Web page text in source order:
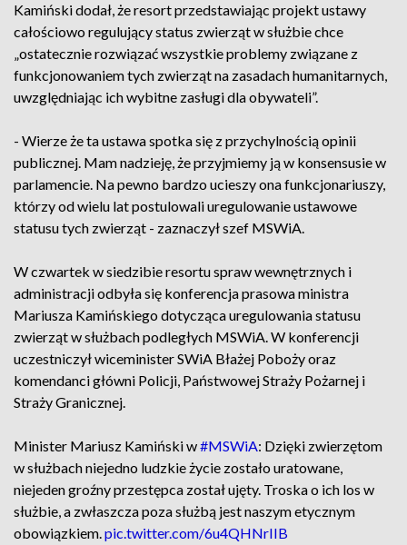
Kamiński dodał, że resort przedstawiając projekt ustawy
całościowo regulujący status zwierząt w służbie chce
„ostatecznie rozwiązać wszystkie problemy związane z
funkcjonowaniem tych zwierząt na zasadach humanitarnych,
uwzględniając ich wybitne zasługi dla obywateli”.
- Wierze że ta ustawa spotka się z przychylnością opinii
publicznej. Mam nadzieję, że przyjmiemy ją w konsensusie w
parlamencie. Na pewno bardzo ucieszy ona funkcjonariuszy,
którzy od wielu lat postulowali uregulowanie ustawowe
statusu tych zwierząt - zaznaczył szef MSWiA.
W czwartek w siedzibie resortu spraw wewnętrznych i
administracji odbyła się konferencja prasowa ministra
Mariusza Kamińskiego dotycząca uregulowania statusu
zwierząt w służbach podległych MSWiA. W konferencji
uczestniczył wiceminister SWiA Błażej Poboży oraz
komendanci główni Policji, Państwowej Straży Pożarnej i
Straży Granicznej.
Minister Mariusz Kamiński w#MSWiA: Dzięki zwierzętom
w służbach niejedno ludzkie życie zostało uratowane,
niejeden groźny przestępca został ujęty. Troska o ich los w
służbie, a zwłaszcza poza służbą jest naszym etycznym
obowiązkiem.pic.twitter.com/6u4QHNrIIB